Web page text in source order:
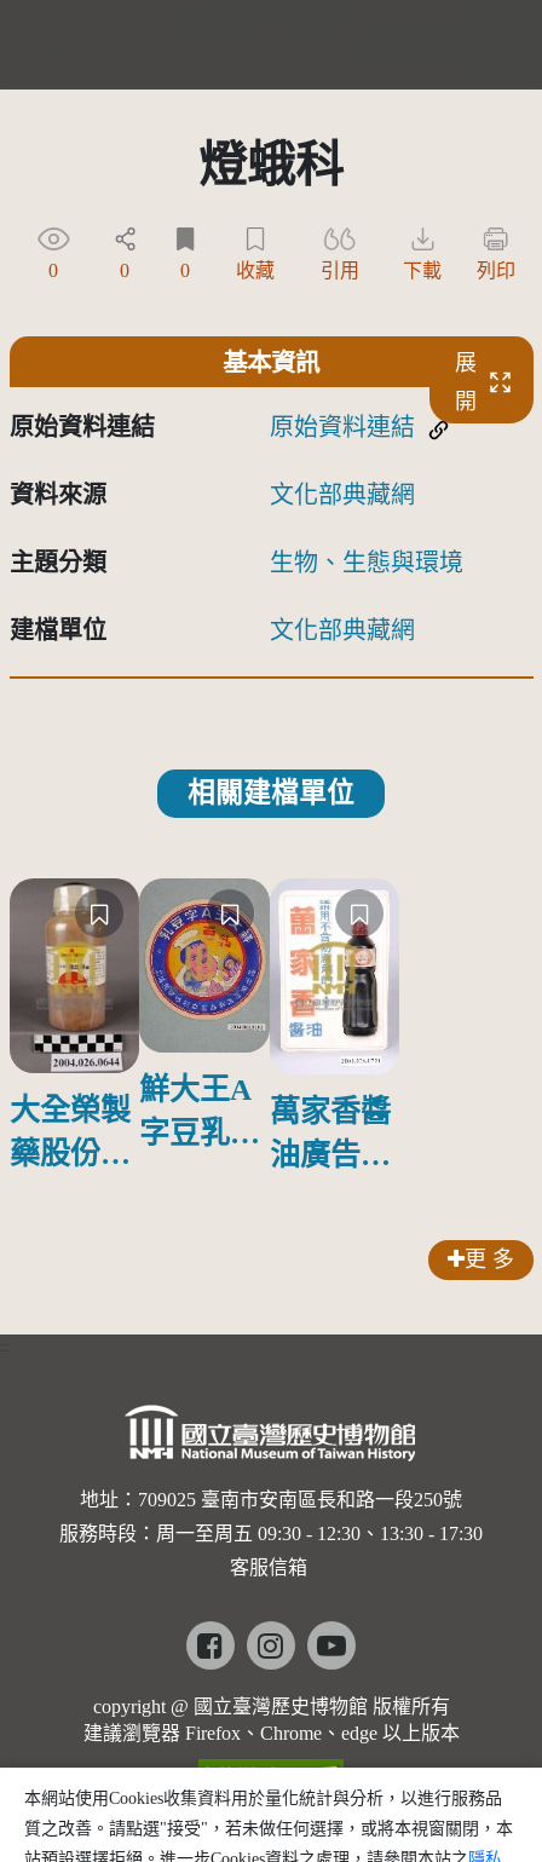
燈蛾科
0 0 0 收藏 引用 下載 列印
基本資訊
展
開
原始資料連結 原始資料連結
資料來源 文化部典藏網
主題分類 生物、生態與環境
建檔單位 文化部典藏網
相關建檔單位
大全榮製
藥股份有
鮮大王A
字豆乳罐
萬家香醬
油廣告塑
更 多
地址：709025 臺南市安南區長和路一段250號
服務時段：周一至周五 09:30 - 12:30、13:30 - 17:30
客服信箱
Facebookinstagramyoutube
copyright @ 國立臺灣歷史博物館 版權所有
建議瀏覽器 Firefox、Chrome、edge 以上版本
本網站使用Cookies收集資料用於量化統計與分析，以進行服務品
質之改善。請點選"接受"，若未做任何選擇，或將本視窗關閉，本
站預設選擇拒絕。進一步Cookies資料之處理，請參閱本站之 隱私